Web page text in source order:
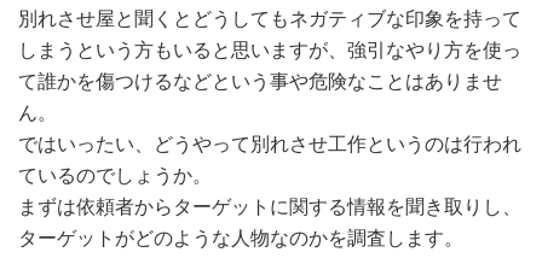
別れさせ屋と聞くとどうしてもネガティブな印象を持って
しまうという方もいると思いますが、強引なやり方を使っ
て誰かを傷つけるなどという事や危険なことはありませ
ん。
ではいったい、どうやって別れさせ工作というのは行われ
ているのでしょうか。
まずは依頼者からターゲットに関する情報を聞き取りし、
ターゲットがどのような人物なのかを調査します。